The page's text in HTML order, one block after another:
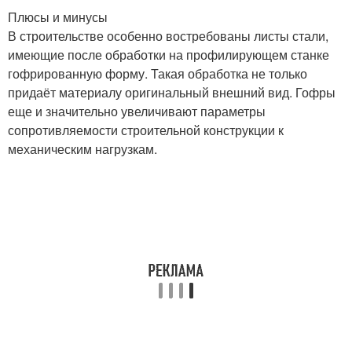
Плюсы и минусы
В строительстве особенно востребованы листы стали,
имеющие после обработки на профилирующем станке
гофрированную форму. Такая обработка не только
придаёт материалу оригинальный внешний вид. Гофры
еще и значительно увеличивают параметры
сопротивляемости строительной конструкции к
механическим нагрузкам.